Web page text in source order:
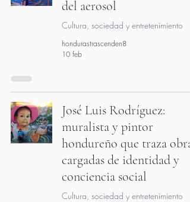
del aerosol
Cultura, sociedad y entretenimiento
hondurastrascenden8
10 feb
José Luis Rodríguez:
muralista y pintor
hondureño que traza obras
cargadas de identidad y
conciencia social
Cultura, sociedad y entretenimiento